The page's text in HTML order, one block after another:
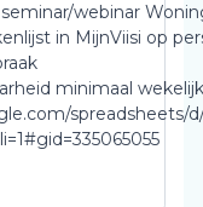
webinar
in MijnViisi op
minimaal
spreadsheets/